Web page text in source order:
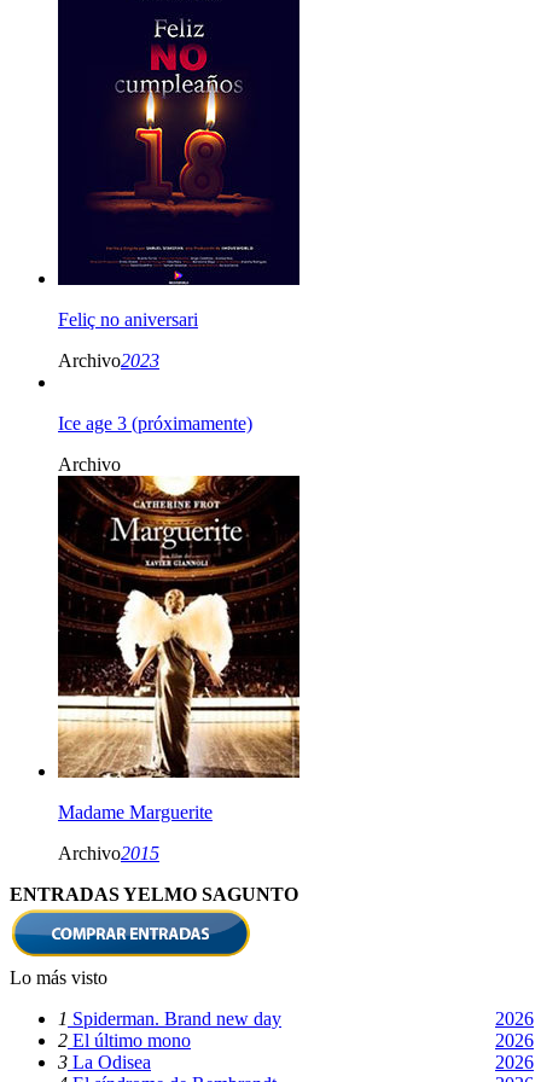
Feliç no aniversari
Archivo2023
Ice age 3 (próximamente)
Archivo
Madame Marguerite
Archivo2015
ENTRADAS YELMO SAGUNTO
Lo más visto
1 Spiderman. Brand new day
2026
2 El último mono
2026
3 La Odisea
2026